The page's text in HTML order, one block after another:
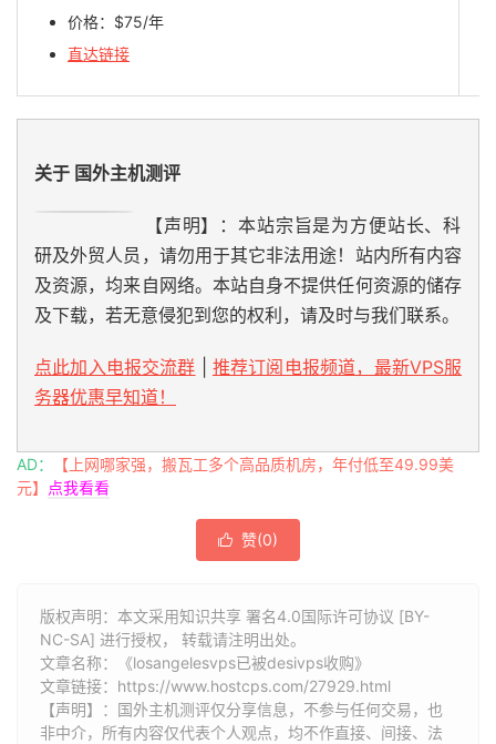
价格：$75/年
直达链接
关于 国外主机测评
【声明】：本站宗旨是为方便站长、科
研及外贸人员，请勿用于其它非法用途！站内所有内容
及资源，均来自网络。本站自身不提供任何资源的储存
及下载，若无意侵犯到您的权利，请及时与我们联系。
点此加入电报交流群
推荐订阅电报频道，最新VPS服
务器优惠早知道！
AD：
【上网哪家强，搬瓦工多个高品质机房，年付低至49.99美
元】
点我看看
 赞(0)
版权声明：本文采用知识共享 署名4.0国际许可协议 [BY-
NC-SA] 进行授权， 转载请注明出处。
文章名称：《losangelesvps已被desivps收购》
文章链接： https://www.hostcps.com/27929.html
【声明】：国外主机测评仅分享信息，不参与任何交易，也
非中介，所有内容仅代表个人观点，均不作直接、间接、法